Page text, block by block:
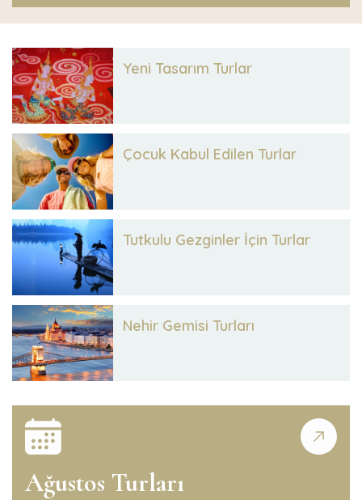
Yeni Tasarım Turlar
Çocuk Kabul Edilen Turlar
Tutkulu Gezginler İçin Turlar
Nehir Gemisi Turları
Ağustos Turları